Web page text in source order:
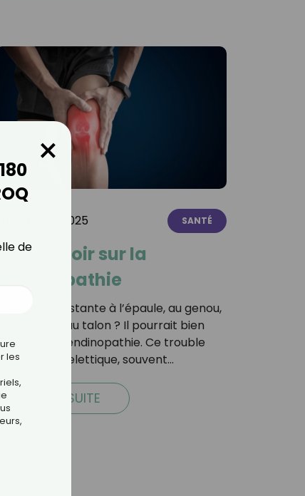
06 octobre 2025 SANTÉ
savoir sur la
tendinopathie
Douleur persistante à l’épaule, au genou,
au coude ou au talon ? Il pourrait bien
d’une tendinopathie. Ce trouble
squelettique, souvent…
LIRE LA SUITE
×
de
les